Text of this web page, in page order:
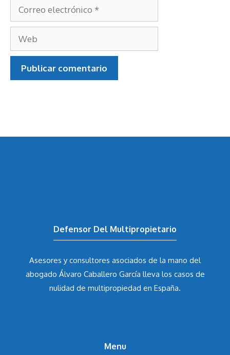
Correo
electrónico
Web
Asesores y consultores asociados de la mano del
abogado Álvaro Caballero Garcíalleva los casos de